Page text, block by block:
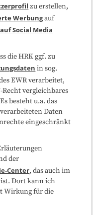
zu erstellen,
Werbungauf
Social Media
die HRK ggf. zu
in sog.
EWR verarbeitet,
vergleichbares
besteht u.a. das
Daten
eingeschränkt
der
Center, das auch im
Dort kann ich
Wirkung für die